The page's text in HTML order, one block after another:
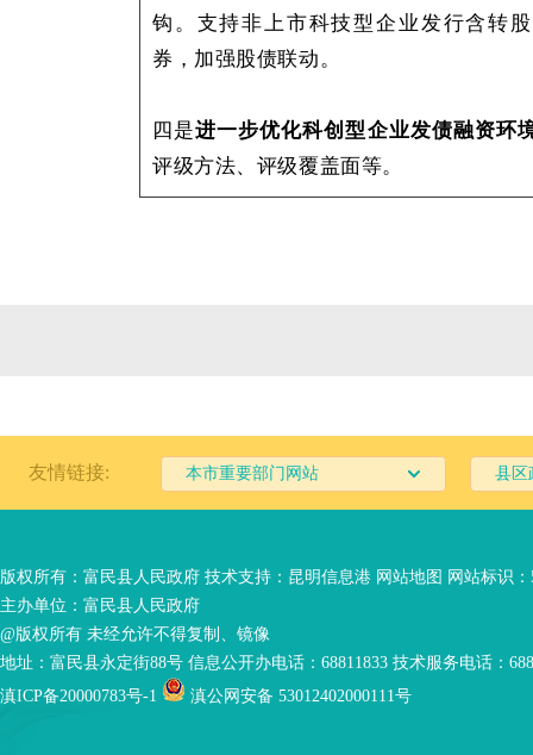
钩。支持非上市科技型企业发行含转
券，加强股债联动。
四是进一步优化科创型企业发债融资环
评级方法、评级覆盖面等。
友情链接: 本市重要部门网站 县区
版权所有：富民县人民政府 技术支持： 昆明信息港 网站地图 网站标识：
主办单位：富民县人民政府
@版权所有 未经允许不得复制、镜像
地址：富民县永定街88号 信息公开办电话：68811833 技术服务电话：
滇ICP备20000783号-1
滇公网安备 53012402000111号